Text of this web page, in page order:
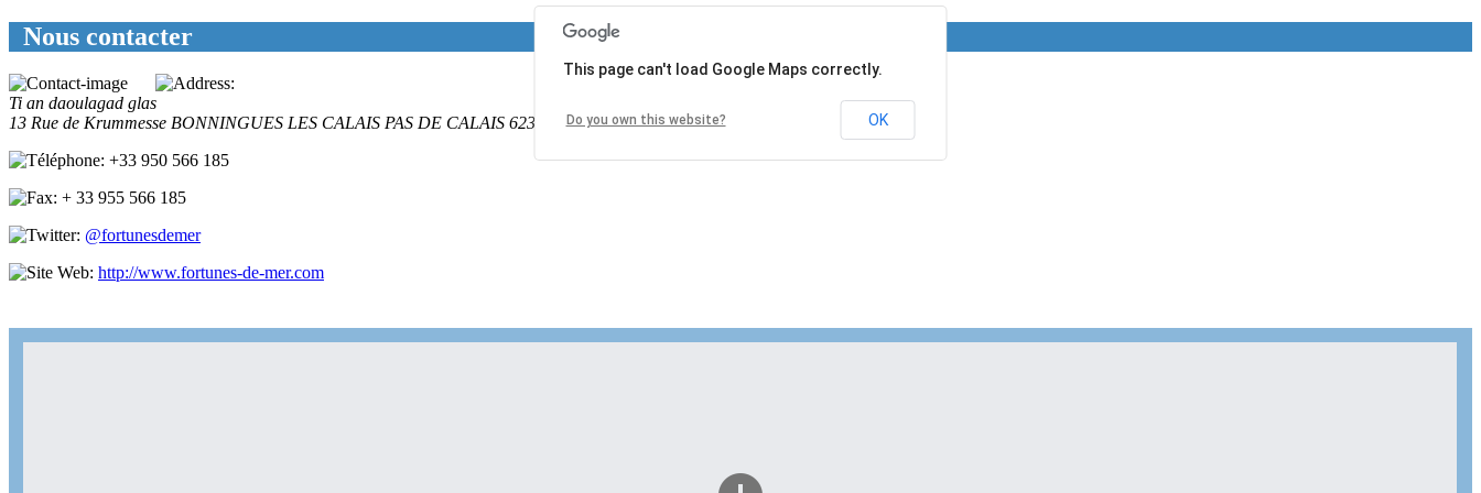
Nous contacter
Ti an daoulagad glas
13 Rue de Krummesse BONNINGUES LES CALAIS PAS DE CALAIS 62340
France
+33 950 566 185
+ 33 955 566 185
@fortunesdemer
http://www.fortunes-de-mer.com
This page can't load Google Maps correctly.
Do you own this website? OK